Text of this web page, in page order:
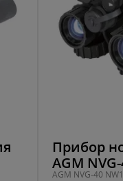
Прибор
AGM
AGM NVG-40 NW1